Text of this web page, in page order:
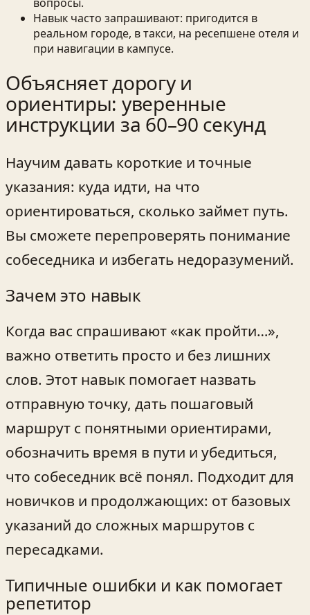
Навык часто запрашивают: пригодится в
реальном городе, в такси, на ресепшене отеля и
при навигации в кампусе.
Объясняет дорогу и
ориентиры: уверенные
инструкции за 60–90 секунд
Научим давать короткие и точные
указания: куда идти, на что
ориентироваться, сколько займет путь.
Вы сможете перепроверять понимание
собеседника и избегать недоразумений.
Зачем это навык
Когда вас спрашивают «как пройти…»,
важно ответить просто и без лишних
слов. Этот навык помогает назвать
отправную точку, дать пошаговый
маршрут с понятными ориентирами,
обозначить время в пути и убедиться,
что собеседник всё понял. Подходит для
новичков и продолжающих: от базовых
указаний до сложных маршрутов с
пересадками.
Типичные ошибки и как помогает
репетитор